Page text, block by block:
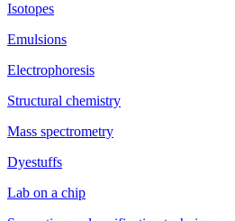
Isotopes
Emulsions
Electrophoresis
Structural chemistry
Mass spectrometry
Dyestuffs
Lab on a chip